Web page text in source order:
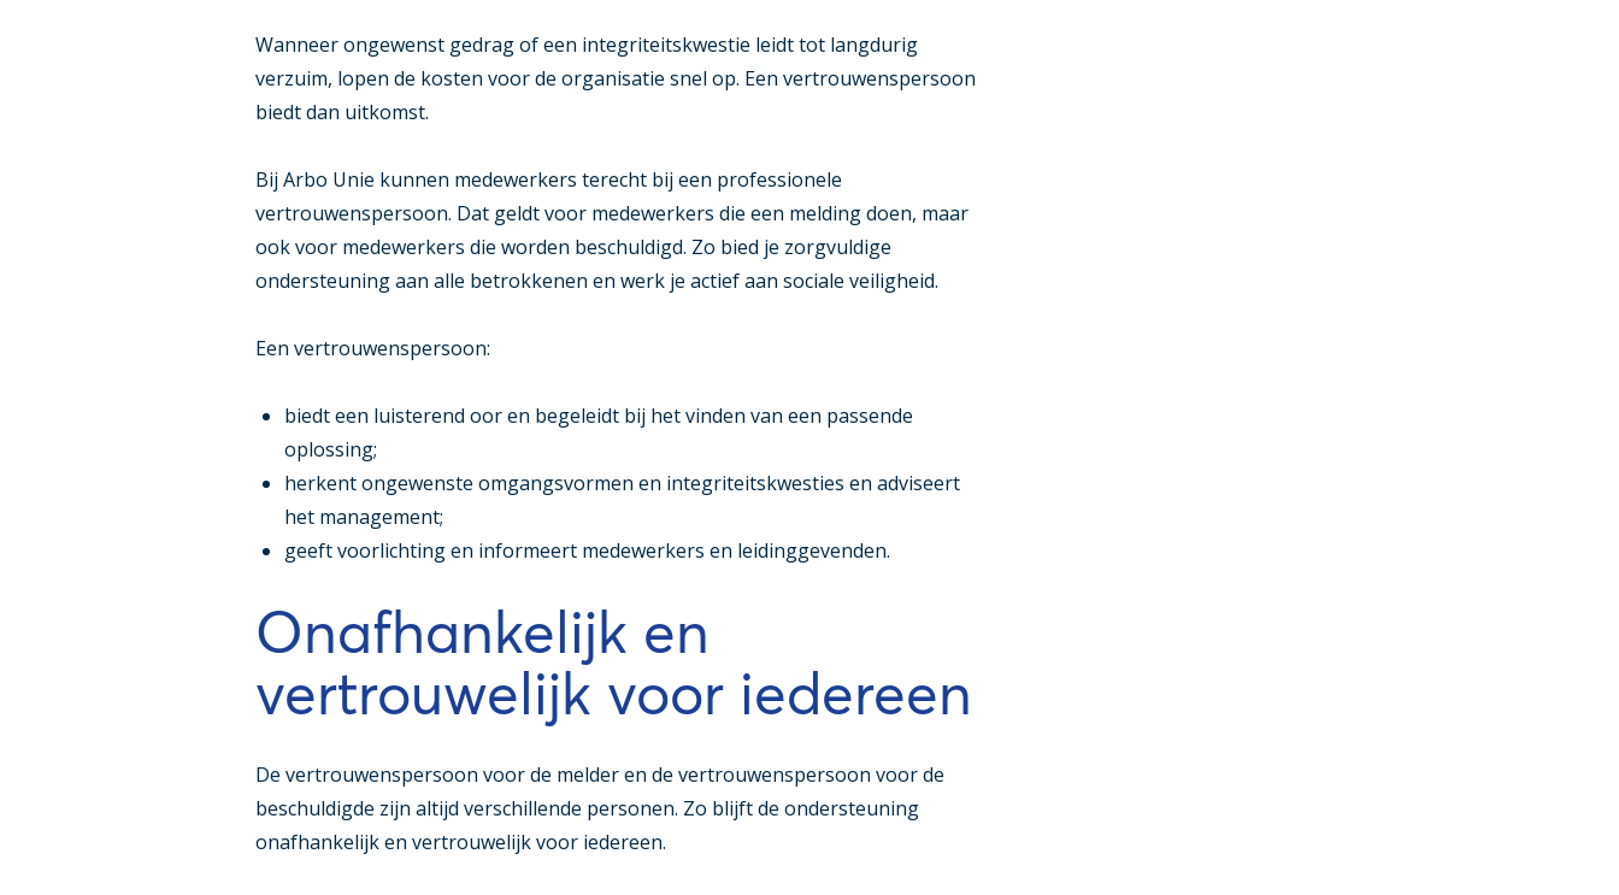
Wanneer ongewenst gedrag of een integriteitskwestie leidt tot langdurig
verzuim, lopen de kosten voor de organisatie snel op. Een vertrouwenspersoon
biedt dan uitkomst.
Bij Arbo Unie kunnen medewerkers terecht bij een professionele
vertrouwenspersoon. Dat geldt voor medewerkers die een melding doen, maar
ook voor medewerkers die worden beschuldigd. Zo bied je zorgvuldige
ondersteuning aan alle betrokkenen en werk je actief aan sociale veiligheid.
Een vertrouwenspersoon:
biedt een luisterend oor en begeleidt bij het vinden van een passende
oplossing;
herkent ongewenste omgangsvormen en integriteitskwesties en adviseert
het management;
geeft voorlichting en informeert medewerkers en leidinggevenden.
Onafhankelijk en
vertrouwelijk voor iedereen
De vertrouwenspersoon voor de melder en de vertrouwenspersoon voor de
beschuldigde zijn altijd verschillende personen. Zo blijft de ondersteuning
onafhankelijk en vertrouwelijk voor iedereen.